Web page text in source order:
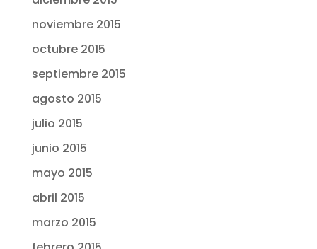
noviembre 2015
octubre 2015
septiembre 2015
agosto 2015
julio 2015
junio 2015
mayo 2015
abril 2015
marzo 2015